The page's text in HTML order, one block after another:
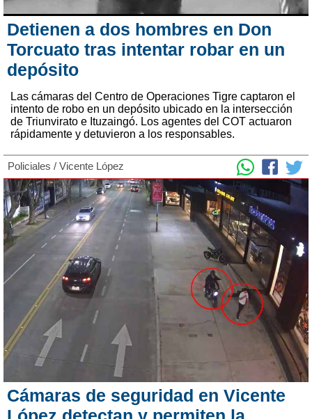
Detienen a dos hombres en Don
Torcuato tras intentar robar en un
depósito
Las cámaras del Centro de Operaciones Tigre captaron el
intento de robo en un depósito ubicado en la intersección
de Triunvirato e Ituzaingó. Los agentes del COT actuaron
rápidamente y detuvieron a los responsables.
Policiales / Vicente López
Cámaras de seguridad en Vicente